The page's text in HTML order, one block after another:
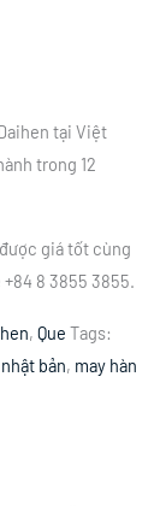
tại Việt
trong 12
giá tốt cùng
8 3855 3855.
, Que Tags:
bản, may hàn